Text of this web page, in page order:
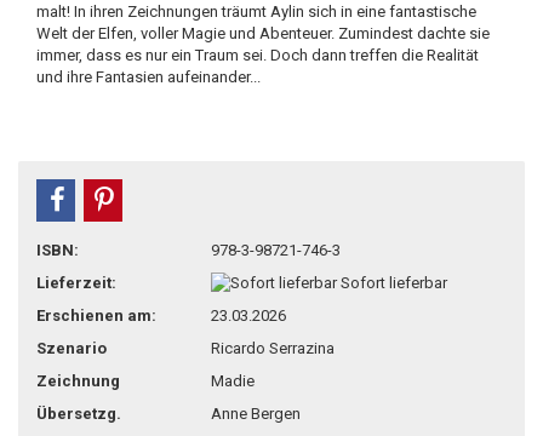
malt! In ihren Zeichnungen träumt Aylin sich in eine fantastische
Welt der Elfen, voller Magie und Abenteuer. Zumindest dachte sie
immer, dass es nur ein Traum sei. Doch dann treffen die Realität
und ihre Fantasien aufeinander...
teilen
ISBN:
978-3-98721-746-3
Lieferzeit:
Sofort lieferbar
Erschienen am:
23.03.2026
Szenario
Ricardo Serrazina
Zeichnung
Madie
Übersetzg.
Anne Bergen